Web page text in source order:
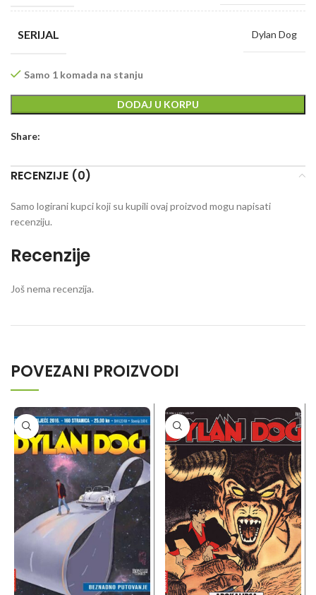
SERIJAL Dylan Dog
Samo 1 komada na stanju
DODAJ U KORPU
Share:
RECENZIJE (0)
Recenzije
Još nema recenzija.
Samo logirani kupci koji su kupili ovaj proizvod mogu napisati
recenziju.
POVEZANI PROIZVODI